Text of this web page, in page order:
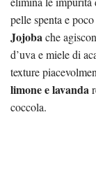
pelle spenta e
Jojobache
d’uva e miele di
texture
limone e lavanda
coccola.